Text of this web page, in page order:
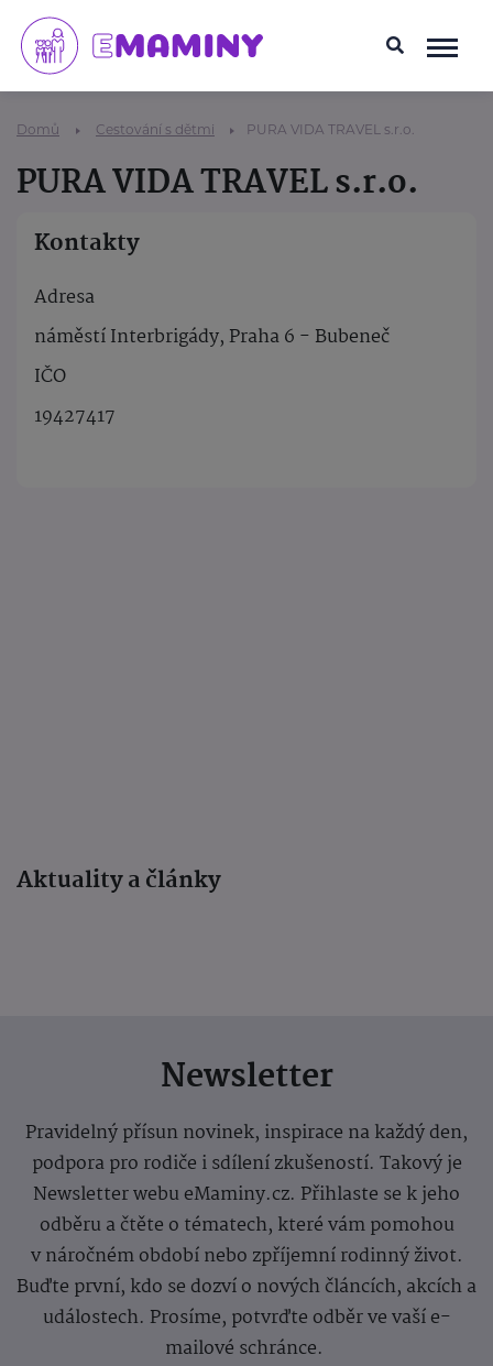
Domů Cestování s dětmi PURA VIDA TRAVEL s.r.o.
PURA VIDA TRAVEL s.r.o.
Kontakty
Adresa
náměstí Interbrigády, Praha 6 - Bubeneč
IČO
19427417
Aktuality a články
Newsletter
Pravidelný přísun novinek, inspirace na každý den,
podpora pro rodiče i sdílení zkušeností. Takový je
Newsletter webu eMaminy.cz. Přihlaste se k jeho
odběru a čtěte o tématech, které vám pomohou
v náročném období nebo zpříjemní rodinný život.
Buďte první, kdo se dozví o nových článcích, akcích a
událostech. Prosíme, potvrďte odběr ve vaší e-
mailové schránce.